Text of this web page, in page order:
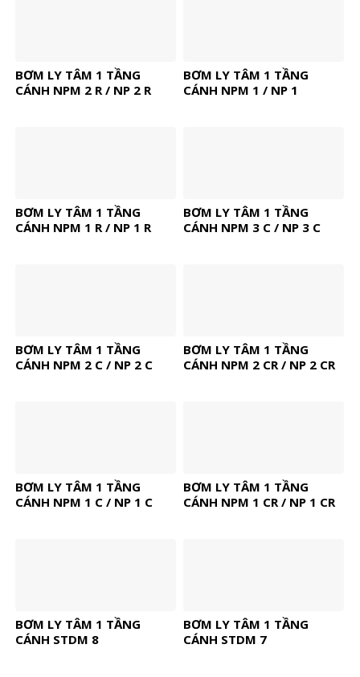
BƠM LY TÂM 1 TẦNG
CÁNH NPM 2 R / NP 2 R
BƠM LY TÂM 1 TẦNG
CÁNH NPM 1 / NP 1
BƠM LY TÂM 1 TẦNG
CÁNH NPM 1 R / NP 1 R
BƠM LY TÂM 1 TẦNG
CÁNH NPM 3 C / NP 3 C
BƠM LY TÂM 1 TẦNG
CÁNH NPM 2 C / NP 2 C
BƠM LY TÂM 1 TẦNG
CÁNH NPM 2 CR / NP 2 CR
BƠM LY TÂM 1 TẦNG
CÁNH NPM 1 C / NP 1 C
BƠM LY TÂM 1 TẦNG
CÁNH NPM 1 CR / NP 1 CR
BƠM LY TÂM 1 TẦNG
CÁNH STDM 8
BƠM LY TÂM 1 TẦNG
CÁNH STDM 7